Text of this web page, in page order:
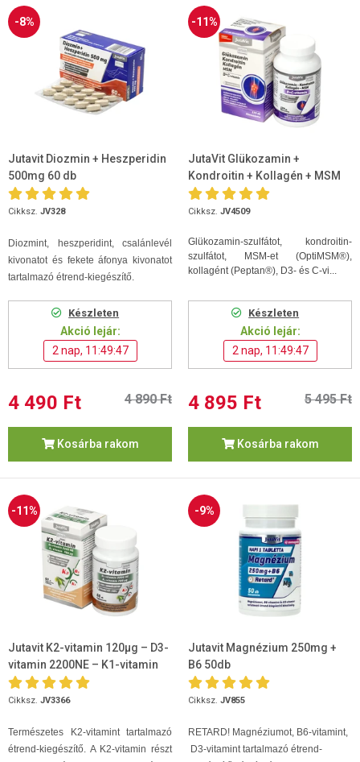
-8%
Jutavit Diozmin + Heszperidin
500mg 60 db
Cikksz. JV328
Diozmint, heszperidint, csalánlevél
kivonatot és fekete áfonya kivonatot
tartalmazó étrend-kiegészítő.
Készleten
Akció lejár:
2 nap, 11:49:46
4 490 Ft 4 890 Ft
Kosárba rakom
-11%
JutaVit Glükozamin +
Kondroitin + Kollagén + MSM
D+C vitamin 120db tabletta
Cikksz. JV4509
Glükozamin-szulfátot, kondroitin-
szulfátot, MSM-et (OptiMSM®),
kollagént (Peptan®), D3- és C-vi...
Készleten
Akció lejár:
2 nap, 11:49:46
4 895 Ft 5 495 Ft
Kosárba rakom
-11%
Jutavit K2-vitamin 120µg – D3-
vitamin 2200NE – K1-vitamin
700µg 60 kapszula
Cikksz. JV3366
Természetes K2-vitamint tartalmazó
étrend-kiegészítő. A K2-vitamin részt
-9%
Jutavit Magnézium 250mg +
B6 50db
Cikksz. JV855
RETARD! Magnéziumot, B6-vitamint,
D3-vitamint tartalmazó étrend-